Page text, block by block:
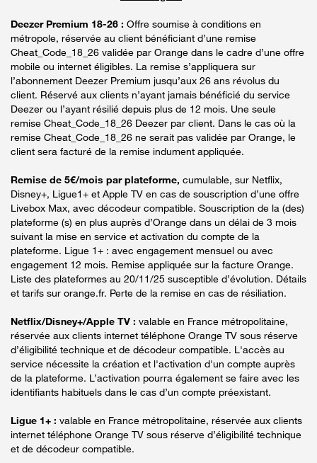
Deezer Premium 18-26 : Offre soumise à conditions en
métropole, réservée au client bénéficiant d’une remise
Cheat_Code_18_26 validée par Orange dans le cadre d’une offre
mobile ou internet éligibles. La remise s’appliquera sur
l’abonnement Deezer Premium jusqu’aux 26 ans révolus du
client. Réservé aux clients n’ayant jamais bénéficié du service
Deezer ou l’ayant résilié depuis plus de 12 mois. Une seule
remise Cheat_Code_18_26 Deezer par client. Dans le cas où la
remise Cheat_Code_18_26 ne serait pas validée par Orange, le
client sera facturé de la remise indument appliquée.
Remise de 5€/mois par plateforme, cumulable, sur Netflix,
Disney+, Ligue1+ et Apple TV en cas de souscription d’une offre
Livebox Max, avec décodeur compatible. Souscription de la (des)
plateforme (s) en plus auprès d’Orange dans un délai de 3 mois
suivant la mise en service et activation du compte de la
plateforme. Ligue 1+ : avec engagement mensuel ou avec
engagement 12 mois. Remise appliquée sur la facture Orange.
Liste des plateformes au 20/11/25 susceptible d’évolution. Détails
et tarifs sur orange.fr. Perte de la remise en cas de résiliation.
Netflix/Disney+/Apple TV : valable en France métropolitaine,
réservée aux clients internet téléphone Orange TV sous réserve
d’éligibilité technique et de décodeur compatible. L'accès au
service nécessite la création et l'activation d'un compte auprès
de la plateforme. L’activation pourra également se faire avec les
identifiants habituels dans le cas d’un compte préexistant.
Ligue 1+ : valable en France métropolitaine, réservée aux clients
internet téléphone Orange TV sous réserve d’éligibilité technique
et de décodeur compatible.